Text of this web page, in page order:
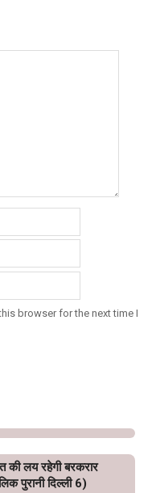
browser for the next time I
की लय रहेगी बरकरार
पुरानी दिल्ली 6)